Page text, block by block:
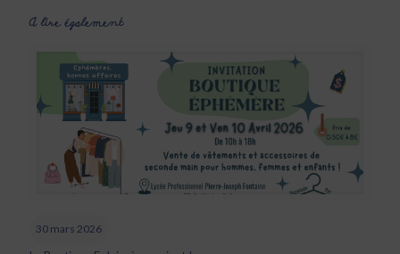
A lire également
30 mars 2026